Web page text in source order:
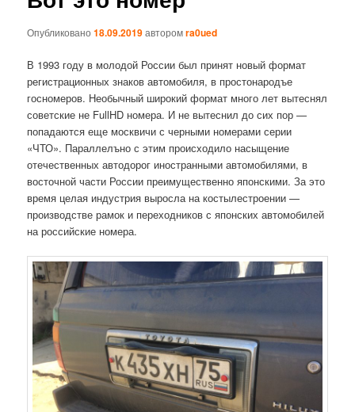
Опубликовано18.09.2019авторомra0ued
В 1993 году в молодой России был принят новый формат
регистрационных знаков автомобиля, в простонародъе
госномеров. Необычный широкий формат много лет вытеснял
советские не FullHD номера. И не вытеснил до сих пор —
попадаются еще москвичи с черными номерами серии
«ЧТО». Параллелъно с этим происходило насыщение
отечественных автодорог иностранными автомобилями, в
восточной части России преимущественно японскими. За это
время целая индустрия выросла на костылестроении —
производстве рамок и переходников с японских автомобилей
на российские номера.